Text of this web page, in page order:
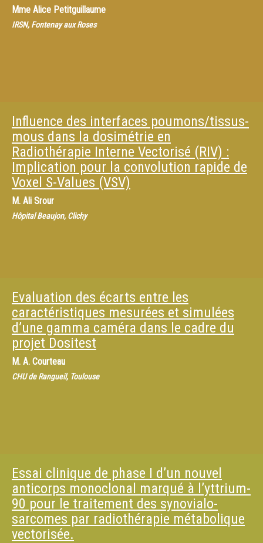
Mme Alice Petitguillaume
IRSN, Fontenay aux Roses
Influence des interfaces poumons/tissus-
mous dans la dosimétrie en
Radiothérapie Interne Vectorisé (RIV) :
Implication pour la convolution rapide de
Voxel S-Values (VSV)
M. Ali Srour
Hôpital Beaujon, Clichy
Evaluation des écarts entre les
caractéristiques mesurées et simulées
d’une gamma caméra dans le cadre du
projet Dositest
M. A. Courteau
CHU de Rangueil, Toulouse
Essai clinique de phase I d’un nouvel
anticorps monoclonal marqué à l’yttrium-
90 pour le traitement des synovialo-
sarcomes par radiothérapie métabolique
vectorisée.